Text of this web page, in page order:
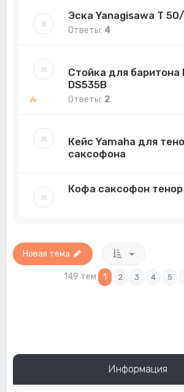
Эска Yanagisawa T
Ответы: 4
Стойка для баритона
DS535B
Ответы: 2
Кейс Yamaha для
саксофона
Кофа саксофон тенор
Новая тема
149 тем 1 2 3 4 5
Информация